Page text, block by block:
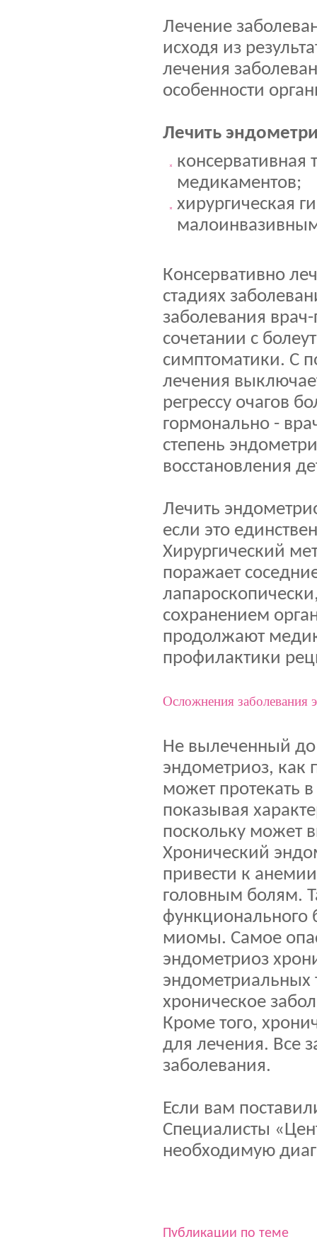
Лечение
исходя из
лечения
особенности
Лечить
консервативная
медикаментов;
хирургическая
Консервативно
стадиях
заболевания
сочетании с
симптоматики. С
лечения
регрессу очагов
гормонально -
степень
восстановления
Лечить
если это
Хирургический
поражает
сохранением
продолжают
профилактики
Осложнения заболевания
Не вылеченный
эндометриоз, как
может протекать
показывая
поскольку может
Хронический
привести к
головным болям.
функционального
миомы. Самое
эндометриоз
эндометриальных
хроническое
Кроме того,
для лечения. Все
заболевания.
Если вам
Специалисты
необходимую
Публикации по теме